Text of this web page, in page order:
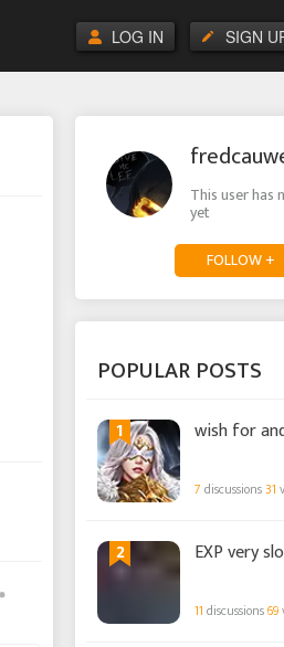
SIGN
LOG IN
This user has
yet
FOLLOW +
POPULAR POSTS
1 wish for
7 discussions31
2 EXP very
11 discussions69